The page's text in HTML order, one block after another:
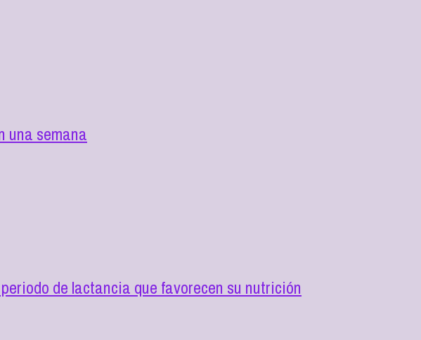
una semana
de lactancia que favorecen su nutrición